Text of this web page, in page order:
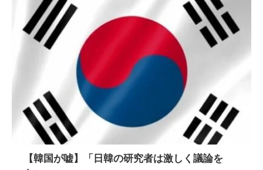
【韓国が嘘】「日韓の研究者は激しく議論を